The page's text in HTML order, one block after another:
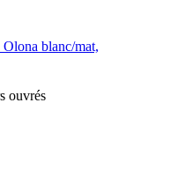
blanc/mat,
ouvrés